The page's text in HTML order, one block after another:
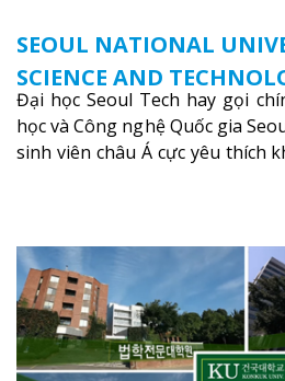
SEOUL NATIONAL
SCIENCE AND
Đại học Seoul Tech hay gọi
học và Công nghệ Quốc gia
sinh viên châu Á cực yêu thích